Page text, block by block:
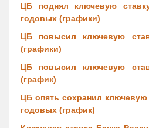
ЦБ поднял ключевую
годовых (графики)
ЦБ повысил ключевую
(графики)
ЦБ повысил ключевую
(график)
ЦБ опять сохранил ключевую
годовых (график)